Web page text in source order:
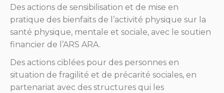
Des actions de sensibilisation et de mise en
pratique des bienfaits de l’activité physique sur la
santé physique, mentale et sociale, avec le soutien
financier de l’ARS ARA.
Des actions ciblées pour des personnes en
situation de fragilité et de précarité sociales, en
partenariat avec des structures qui les